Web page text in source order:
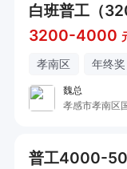
白班普工（
3200-4000
孝南区 年终奖
魏总
孝感市孝南区
普工4000-